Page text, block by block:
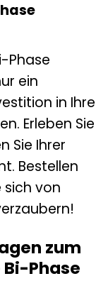
Phase
ein
in Ihre
Erleben Sie
Sie Ihrer
Bestellen
sich von
zum
Phase